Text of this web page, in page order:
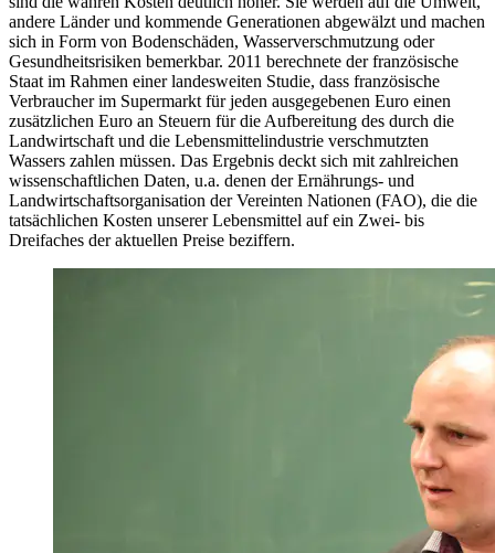
andere Länder und kommende Generationen abgewälzt und machen
sich in Form von Bodenschäden, Wasserverschmutzung oder
Gesundheitsrisiken bemerkbar. 2011 berechnete der französische
Staat im Rahmen einer landesweiten Studie, dass französische
Verbraucher im Supermarkt für jeden ausgegebenen Euro einen
zusätzlichen Euro an Steuern für die Aufbereitung des durch die
Landwirtschaft und die Lebensmittelindustrie verschmutzten
Wassers zahlen müssen. Das Ergebnis deckt sich mit zahlreichen
wissenschaftlichen Daten, u.a. denen der Ernährungs- und
Landwirtschaftsorganisation der Vereinten Nationen (FAO), die die
tatsächlichen Kosten unserer Lebensmittel auf ein Zwei- bis
Dreifaches der aktuellen Preise beziffern.